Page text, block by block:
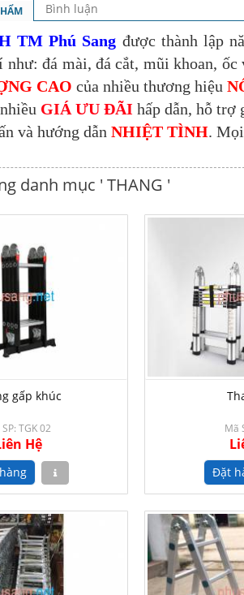
Bình luận
TM Phú Sang được thành lập
như: đá mài, đá cắt, mũi khoan,
CAO của nhiều thương hiệu
GIÁ ƯU ĐÃI hấp dẫn, hỗ trợ
và hướng dẫn NHIỆT TÌNH.
danh mục ' THANG '
gấp khúc
TGK 02
Hệ
Mã